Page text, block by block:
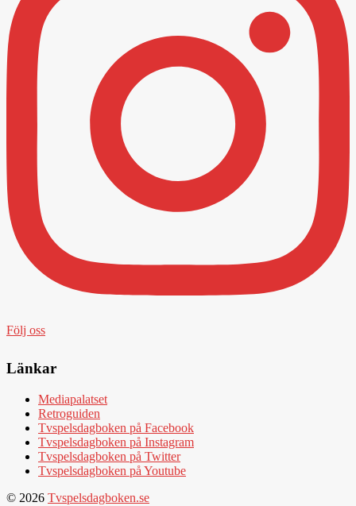
Följ oss
Länkar
Mediapalatset
Retroguiden
Tvspelsdagboken på Facebook
Tvspelsdagboken på Instagram
Tvspelsdagboken på Twitter
Tvspelsdagboken på Youtube
© 2026 Tvspelsdagboken.se